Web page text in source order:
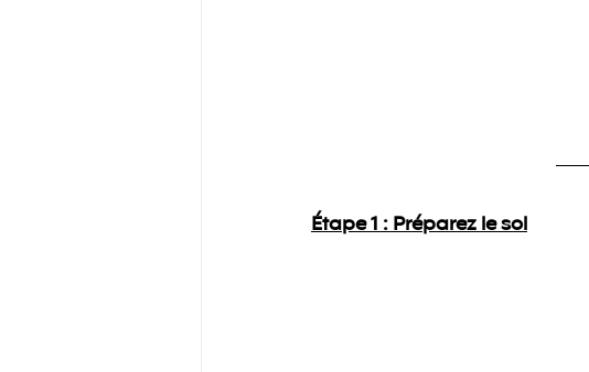
Étape 1 : Préparez le sol